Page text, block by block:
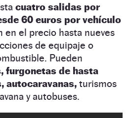
cuatro salidas por
60 euros por vehículo
en el precio hasta nueves
de equipaje o
Pueden
furgonetas de hasta
autocaravanas, turismos
y autobuses.